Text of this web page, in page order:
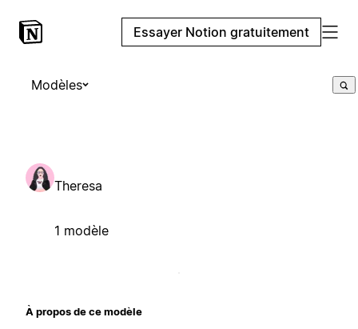
Essayer Notion gratuitement
Modèles
Theresa
1 modèle
À propos de ce modèle